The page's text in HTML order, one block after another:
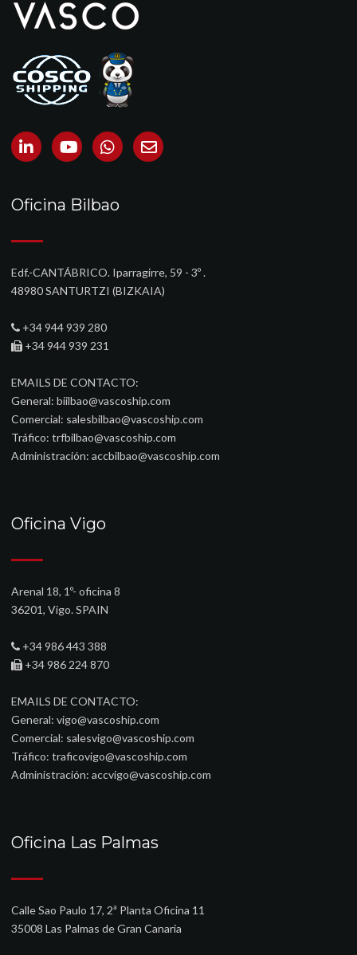
Oficina Bilbao
Edf.-CANTÁBRICO. Iparragirre, 59 - 3º .
48980 SANTURTZI (BIZKAIA)‎
+34 944 939 280
+34 944 939 231
EMAILS DE CONTACTO:
General: biilbao@vascoship.com
Comercial: salesbilbao@vascoship.com
Tráfico: trfbilbao@vascoship.com
Administración: accbilbao@vascoship.com
Oficina Vigo
Arenal 18, 1º- oficina 8
36201, Vigo. SPAIN
+34 986 443 388
+34 986 224 870
EMAILS DE CONTACTO:
General: vigo@vascoship.com
Comercial: salesvigo@vascoship.com
Tráfico: traficovigo@vascoship.com
Administración: accvigo@vascoship.com
Oficina Las Palmas
Calle Sao Paulo 17, 2ª Planta Oficina 11
35008 Las Palmas de Gran Canaria